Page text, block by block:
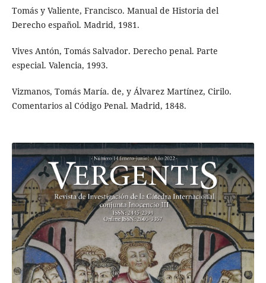
Tomás y Valiente, Francisco. Manual de Historia del
Derecho español. Madrid, 1981.
Vives Antón, Tomás Salvador. Derecho penal. Parte
especial. Valencia, 1993.
Vizmanos, Tomás María. de, y Álvarez Martínez, Cirilo.
Comentarios al Código Penal. Madrid, 1848.